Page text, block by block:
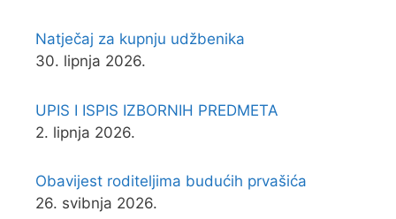
Natječaj za kupnju udžbenika
30. lipnja 2026.
UPIS I ISPIS IZBORNIH PREDMETA
2. lipnja 2026.
Obavijest roditeljima budućih prvašića
26. svibnja 2026.